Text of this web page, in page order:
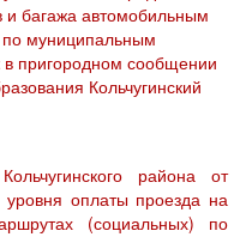
и багажа автомобильным
муниципальным
пригородном сообщении
Кольчугинский
района от
оплаты проезда на
(социальных) по